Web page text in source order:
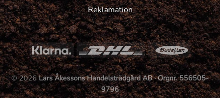
Reklamation
© 2026Lars Åkessons Handelsträdgård AB · Orgnr. 556505-
9796